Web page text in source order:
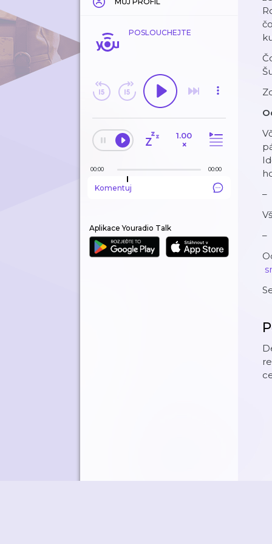
POSLOUCHEJTE
1.00
×
00:00 00:00
Komentuj
Aplikace Youradio Talk
–
–